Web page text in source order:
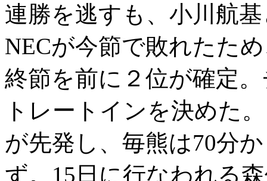
連勝を逃すも、小川航
NECが今節で敗れたた
終節を前に２位が確定
トレートインを決めた
が先発し、毎熊は70分
ず。15日に行なわれる